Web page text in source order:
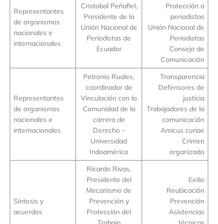
Representantes
de organismos
nacionales e
internacionales
Cristobal Peñafiel,
Presidente de la
Unión Nacional de
Periodistas de
Ecuador
Protección a
periodistas
Unión Nacional de
Periodistas
Consejo de
Comunicación
Representantes
de organismos
nacionales e
internacionales
Petronio Ruales,
coordinador de
Vinculación con la
Comunidad de la
carrera de
Derecho –
Universidad
Indoamérica
Transparencia
Defensores de
justicia
Trabajadores de la
comunicación
Amicus curiae
Crimen
organizado
Síntesis y
acuerdos
Ricardo Rivas,
Presidente del
Mecanismo de
Prevención y
Protección del
Exilio
Reubicación
Prevención
Asistencias